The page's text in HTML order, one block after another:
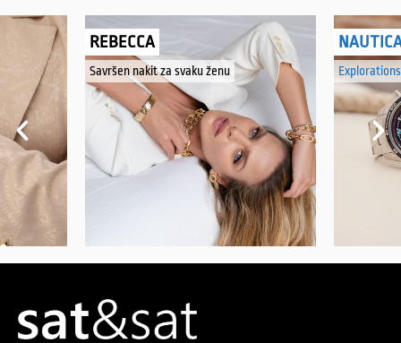
REBECCA
Savršen nakit za svaku ženu